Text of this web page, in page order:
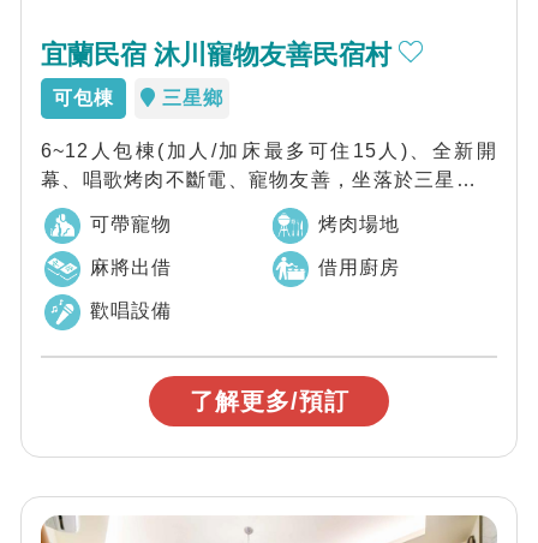
宜蘭民宿 沐川寵物友善民宿村
可包棟 三星鄉
6~12人包棟(加人/加床最多可住15人)、全新開
幕、唱歌烤肉不斷電、寵物友善，坐落於三星天送
埤旁的優美民宿村，有美景、超大停車場...
可帶寵物 烤肉場地
麻將出借 借用廚房
歡唱設備
了解更多/預訂